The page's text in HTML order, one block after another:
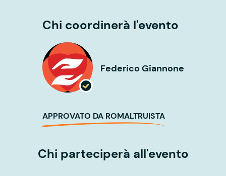
Chi coordinerà l'evento
Federico Giannone
APPROVATO DA ROMALTRUISTA
Chi parteciperà all'evento